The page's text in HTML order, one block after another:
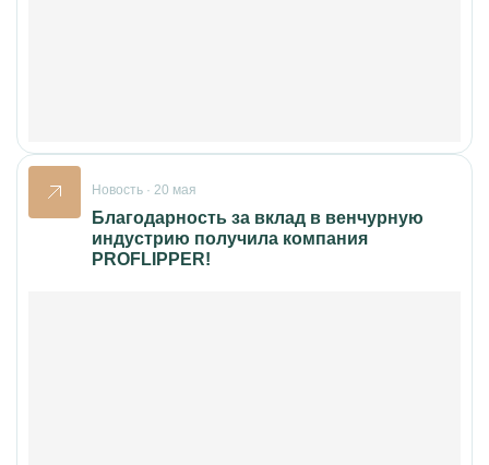
Новость · 20 мая
Благодарность за вклад в венчурную
индустрию получила компания
PROFLIPPER!